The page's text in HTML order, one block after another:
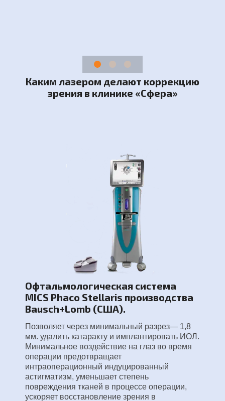
1 2 3
Каким лазером делают коррекцию
зрения в клинике «Сфера»
Офтальмологическая система
MICS Phaco Stellaris производства
Bausch+Lomb (США).
Позволяет через минимальный разрез— 1,8
мм. удалить катаракту и имплантировать ИОЛ.
Минимальное воздействие на глаз во время
операции предотвращает
интраоперационный индуцированный
астигматизм, уменьшает степень
повреждения тканей в процессе операции,
ускоряет восстановление зрения в